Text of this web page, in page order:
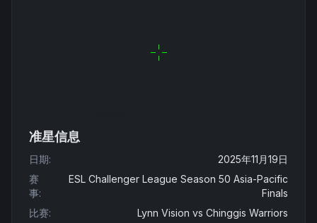
准星信息
日期:
2025年11月19日
赛
事:
ESL Challenger League Season 50 Asia-Pacific
Finals
比赛: Lynn Vision vs Chinggis Warriors